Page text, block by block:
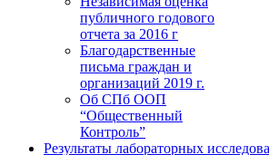
публичного годового
отчета за 2016 г
Благодарственные
письма граждан и
организаций 2019 г.
Об СПб ООП
“Общественный
Контроль”
Результаты лабораторных